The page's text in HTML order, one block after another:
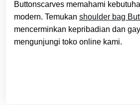
Buttonscarves memahami
modern. Temukan shoulder bag
mencerminkan kepribadian dan
mengunjungi toko online kami.